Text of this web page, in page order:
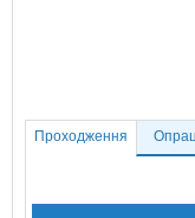
Проходження